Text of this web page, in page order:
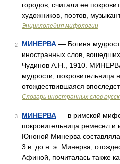
городов, считали ее
художников, поэтов,
Энциклопедия мифологии
2 МИНЕРВА — Богиня
иностранных слов, вошедших
Чудинов А.Н., 1910.
мудрости, покровительница
отождествившаяся
Словарь иностранных слов
3 МИНЕРВА — в римской
покровительница ремесел и
Юноной Минерва
3 в. до н. э. Минерва,
Афиной, почиталась также